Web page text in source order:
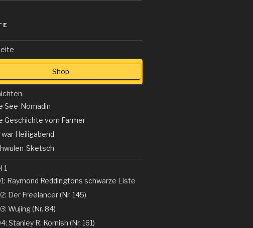
Shop
See-Nomadin
Geschichte vom Farmer
war Heiligabend
Sketsch
1
Raymond Reddingtons schwarze Liste
Der Freelancer (Nr. 145)
Wujing (Nr. 84)
Stanley R. Kornish (Nr. 161)